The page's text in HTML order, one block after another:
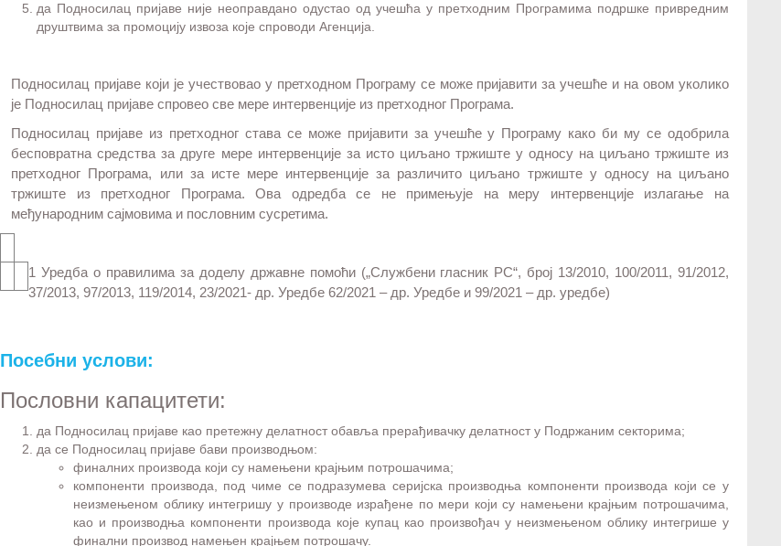
да Подносилац пријаве није неоправдано одустао од учешћа у претходним Програмима подршке привредним
друштвима за промоцију извоза које спроводи Агенција.
Подносилац пријаве који је учествовао у претходном Програму се може пријавити за учешће и на овом уколико
је Подносилац пријаве спровео све мере интервенције из претходног Програма.
Подносилац пријаве из претходног става се може пријавити за учешће у Програму како би му се одобрила
бесповратна средства за друге мере интервенције за исто циљано тржиште у односу на циљано тржиште из
претходног Програма, или за исте мере интервенције за различито циљано тржиште у односу на циљано
тржиште из претходног Програма. Ова одредба се не примењује на меру интервенције излагање на
међународним сајмовима и пословним сусретима.
1 Уредба о правилима за доделу државне помоћи („Службени гласник РС“, број 13/2010, 100/2011, 91/2012,
37/2013, 97/2013, 119/2014, 23/2021- др. Уредбе 62/2021 – др. Уредбе и 99/2021 – др. уредбе)
Посебни услови:
Пословни капацитети:
да Подносилац пријаве као претежну делатност обавља прерађивачку делатност у Подржаним секторима;
да се Подносилац пријаве бави производњом:
финалних производа који су намењени крајњим потрошачима;
компоненти производа, под чиме се подразумева серијска производња компоненти производа који се у
неизмењеном облику интегришу у производе израђене по мери који су намењени крајњим потрошачима,
као и производња компоненти производа које купац као произвођач у неизмењеном облику интегрише у
финални производ намењен крајњем потрошачу.